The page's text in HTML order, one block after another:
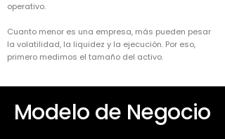
operativo.
Cuanto menor es una empresa, más pueden pesar
la volatilidad, la liquidez y la ejecución. Por eso,
primero medimos el tamaño del activo.
Modelo de Negocio